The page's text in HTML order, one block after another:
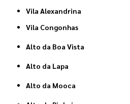
Vila Alexandrina
Vila Congonhas
Alto da Boa Vista
Alto da Lapa
Alto da Mooca